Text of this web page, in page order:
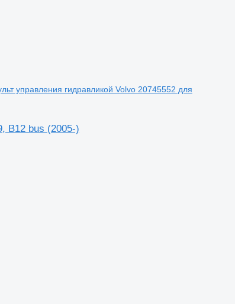
управления гидравликой Volvo 20745552 для
B12 bus (2005-)